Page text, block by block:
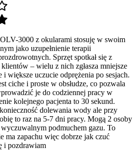
3000 z okularami stosuję w swoim
jako uzupełnienie terapii
Sprzęt spotkał się z
– wielu z nich zgłasza mniejsze
i większe uczucie odprężenia po sesjach.
ciche i proste w obsłudze, co pozwala
je do codziennej pracy w
kolejnego pacjenta to 30 sekund.
dolewania wody ale przy
to raz na 5-7 dni pracy. Mogą 2 osoby
podmuchem gazu. To
ma zapachu więc dobrze jak czuć
i pozdrawiam